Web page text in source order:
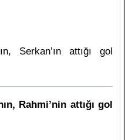
Serkan’ın attığı gol
Rahmi’nin attığı gol